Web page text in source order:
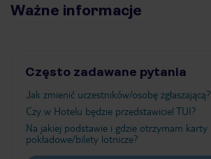
Ważne informacje
Często zadawane pytania
Jak zmienić uczestników/osobę zgłaszającą?
Czy w Hotelu będzie przedstawiciel TUI?
Na jakiej podstawie i gdzie otrzymam karty
pokładowe/bilety lotnicze?